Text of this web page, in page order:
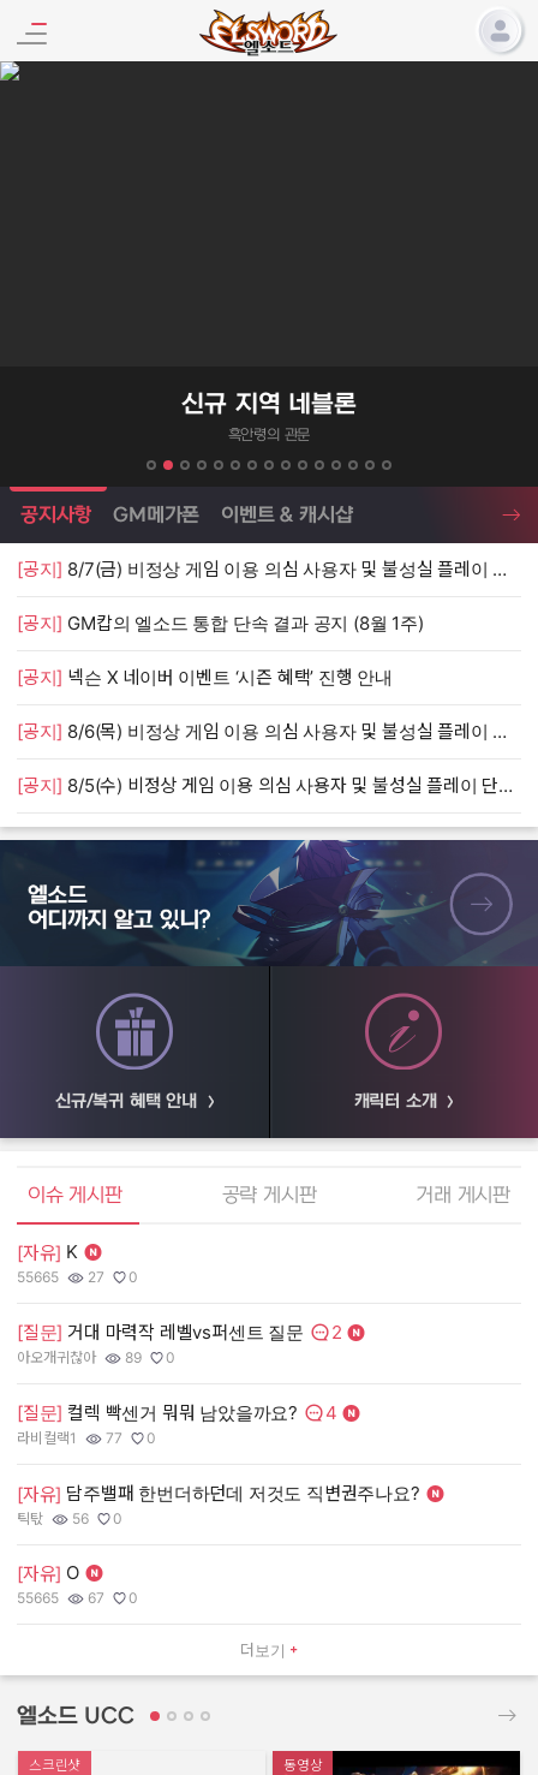
엘소드 프로모션
신규 지역 네블론
흑안령의 관문
엘소드 소식
공지사항 GM메가폰 이벤트 & 캐시샵
[공지] 8/7(금) 비정상 게임 이용 의심 사용자 및 불성실 플레이 단속 안내
[공지] GM캅의 엘소드 통합 단속 결과 공지 (8월 1주)
[공지] 넥슨 X 네이버 이벤트 ‘시즌 혜택’ 진행 안내
[공지] 8/6(목) 비정상 게임 이용 의심 사용자 및 불성실 플레이 단속 안내
[공지] 8/5(수) 비정상 게임 이용 의심 사용자 및 불성실 플레이 단속 안내
엘소드 어디까지 알고 있니?
신규/복귀 혜택 안내 캐릭터 소개
엘소드 커뮤니티
이슈 게시판 공략 게시판 거래 게시판
더보기
[자유] K
작성자:
55665
조회수:
27
추천수:
0
[질문] 거대 마력작 레벨vs퍼센트 질문 댓글수:
2
작성자:
아오개귀찮아
조회수:
89
추천수:
0
[질문] 컬렉 빡센거 뭐뭐 남았을까요? 댓글수:
4
작성자:
라비컬랙1
조회수:
77
추천수:
0
[자유] 담주밸패 한번더하던데 저것도 직변권주나요?
작성자:
틱탃
조회수:
56
추천수:
0
[자유] O
작성자:
55665
조회수:
67
추천수:
0
엘소드 UCC
스크린샷 동영상